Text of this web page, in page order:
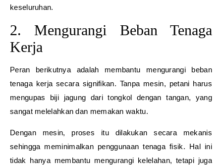
keseluruhan.
2. Mengurangi Beban Tenaga
Kerja
Peran berikutnya adalah membantu mengurangi beban
tenaga kerja secara signifikan. Tanpa mesin, petani harus
mengupas biji jagung dari tongkol dengan tangan, yang
sangat melelahkan dan memakan waktu.
Dengan mesin, proses itu dilakukan secara mekanis
sehingga meminimalkan penggunaan tenaga fisik. Hal ini
tidak hanya membantu mengurangi kelelahan, tetapi juga